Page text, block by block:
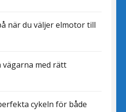
när du väljer elmotor till
med rätt
cykeln för både